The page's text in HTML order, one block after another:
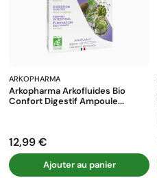
ARKOPHARMA
Arkopharma Arkofluides Bio
Confort Digestif Ampoule...
Prix
12,99 €
Ajouter au panier